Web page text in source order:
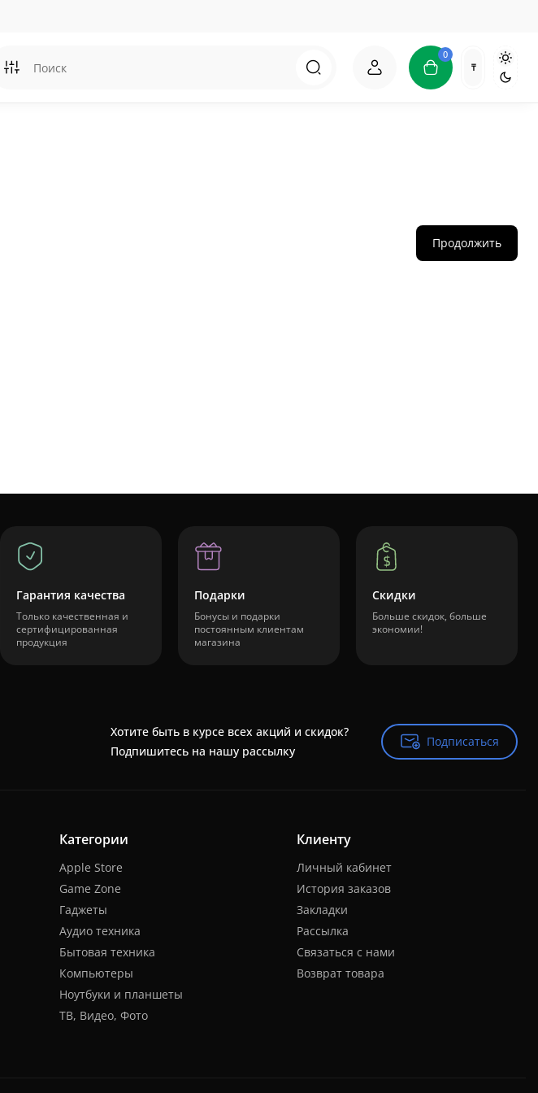
0
₸
Продолжить
Гарантия качества
Только качественная и
сертифицированная
продукция
Подарки
Бонусы и подарки
постоянным клиентам
магазина
Скидки
Больше скидок, больше
экономии!
Хотите быть в курсе всех акций и скидок?
Подпишитесь на нашу рассылку
Подписаться
Подписаться
Категории
Apple Store
Game Zone
Гаджеты
Аудио техника
Бытовая техника
Компьютеры
Ноутбуки и планшеты
ТВ, Видео, Фото
Клиенту
Личный кабинет
История заказов
Закладки
Рассылка
Связаться с нами
Возврат товара